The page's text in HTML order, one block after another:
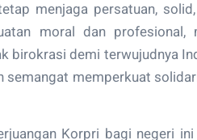
menjaga persatuan,
moral dan profesional,
birokrasi demi terwujudnya
semangat memperkuat
Korpri bagi negeri